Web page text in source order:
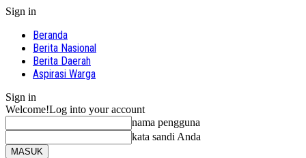
Sign in
Beranda
Berita Nasional
Berita Daerah
Aspirasi Warga
Sign in
Welcome!Log into your account
nama pengguna
kata sandi Anda